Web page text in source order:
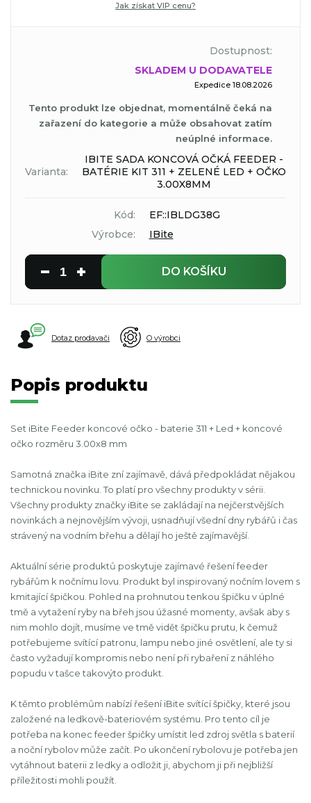
Jak získat VIP cenu?
Dostupnost:
SKLADEM U DODAVATELE
Expedice 18.08.2026
Tento produkt lze objednat, momentálně čeká na
zařazení do kategorie a může obsahovat zatím
neúplné informace.
Varianta:
IBITE SADA KONCOVÁ OČKÁ FEEDER -
BATÉRIE KIT 311 + ZELENÉ LED + OČKO
3.00X8MM
Kód:
EF::IBLDG38G
Výrobce:
IBite
DO KOŠÍKU
Dotaz prodavači O výrobci
Popis produktu
Set iBite Feeder koncové očko - baterie 311 + Led + koncové
očko rozměru 3.00x8 mm
Samotná značka iBite zní zajímavě, dává předpokládat nějakou
technickou novinku. To platí pro všechny produkty v sérii.
Všechny produkty značky iBite se zakládají na nejčerstvějších
novinkách a nejnovějším vývoji, usnadňují všední dny rybářů i čas
strávený na vodním břehu a dělají ho ještě zajímavější.
Aktuální série produktů poskytuje zajímavé řešení feeder
rybářům k nočnímu lovu. Produkt byl inspirovaný nočním lovem s
kmitající špičkou. Pohled na prohnutou tenkou špičku v úplné
tmě a vytažení ryby na břeh jsou úžasné momenty, avšak aby s
nim mohlo dojít, musíme ve tmě vidět špičku prutu, k čemuž
potřebujeme svítící patronu, lampu nebo jiné osvětlení, ale ty si
často vyžadují kompromis nebo není při rybaření z náhlého
popudu v tašce takovýto produkt.
K těmto problémům nabízí řešení iBite svítící špičky, které jsou
založené na ledkově-bateriovém systému. Pro tento cíl je
potřeba na konec feeder špičky umístit led zdroj světla s baterií
a noční rybolov může začít. Po ukončení rybolovu je potřeba jen
vytáhnout baterii z ledky a odložit ji, abychom ji při nejbližší
příležitosti mohli použít.